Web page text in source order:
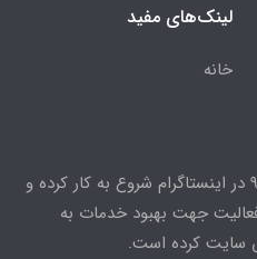
لینک‌های مفید
خانه
پیج کره بیوتی 96 از مرداد سال 96 در اینستاگرام شروع به کار کرده و
99 پس از 3 سال فعالیت جهت بهبود خدمات به
سایت کرده است.